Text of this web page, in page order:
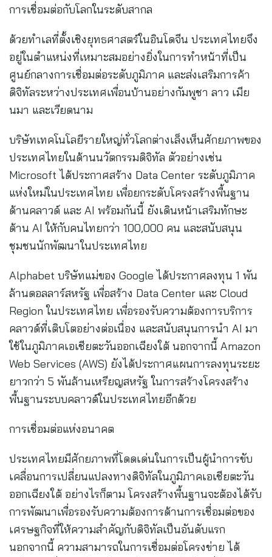
การเชื่อมต่อกับโลกในระดับสากล
ด้วยทำเลที่ตั้งเชิงยุทธศาสตร์ในอินโดจีน ประเทศไทยจึง
อยู่ในตำแหน่งที่เหมาะสมอย่างยิ่งในการทำหน้าที่เป็น
ศูนย์กลางการเชื่อมต่อระดับภูมิภาค และส่งเสริมการค้า
ดิจิทัลระหว่างประเทศเพื่อนบ้านอย่างกัมพูชา ลาว เมีย
นมา และเวียดนาม
บริษัทเทคโนโลยีรายใหญ่ทั่วโลกต่างเล็งเห็นศักยภาพของ
ประเทศไทยในด้านนวัตกรรมดิจิทัล ตัวอย่างเช่น
Microsoft ได้ประกาศสร้าง Data Center ระดับภูมิภาค
แห่งใหม่ในประเทศไทย เพื่อยกระดับโครงสร้างพื้นฐาน
ด้านคลาวด์ และ AI พร้อมกันนี้ ยังเดินหน้าเสริมทักษะ
ด้าน AI ให้กับคนไทยกว่า 100,000 คน และสนับสนุน
ชุมชนนักพัฒนาในประเทศไทย
Alphabet บริษัทแม่ของ Google ได้ประกาศลงทุน 1 พัน
ล้านดอลลาร์สหรัฐ เพื่อสร้าง Data Center และ Cloud
Region ในประเทศไทย เพื่อรองรับความต้องการบริการ
คลาวด์ที่เติบโตอย่างต่อเนื่อง และสนับสนุนการนำ AI มา
ใช้ในภูมิภาคเอเชียตะวันออกเฉียงใต้ นอกจากนี้ Amazon
Web Services (AWS) ยังได้ประกาศแผนการลงทุนระยะ
ยาวกว่า 5 พันล้านเหรียญสหรัฐ ในการสร้างโครงสร้าง
พื้นฐานระบบคลาวด์ในประเทศไทยอีกด้วย
การเชื่อมต่อแห่งอนาคต
ประเทศไทยมีศักยภาพที่โดดเด่นในการเป็นผู้นำการขับ
เคลื่อนการเปลี่ยนแปลงทางดิจิทัลในภูมิภาคเอเชียตะวัน
ออกเฉียงใต้ อย่างไรก็ตาม โครงสร้างพื้นฐานจะต้องได้รับ
การพัฒนาเพื่อรองรับความต้องการด้านการเชื่อมต่อของ
เศรษฐกิจที่ให้ความสำคัญกับดิจิทัลเป็นอันดับแรก
นอกจากนี้ ความสามารถในการเชื่อมต่อโครงข่าย ได้